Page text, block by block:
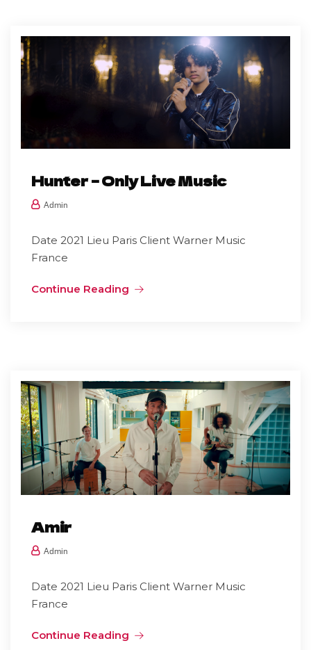
Hunter – Only Live Music
Admin
Date 2021 Lieu Paris Client Warner Music
France
Continue Reading
Amir
Admin
Date 2021 Lieu Paris Client Warner Music
France
Continue Reading